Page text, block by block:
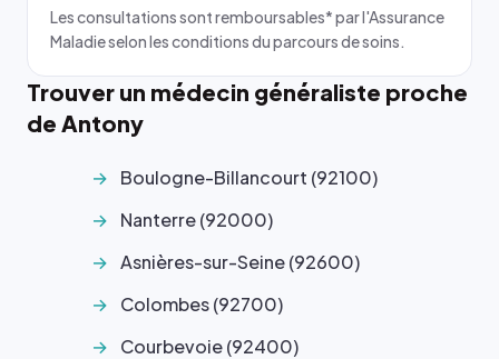
Les consultations sont remboursables* par l'Assurance
Maladie selon les conditions du parcours de soins.
Trouver un médecin généraliste proche
de Antony
Boulogne-Billancourt (92100)
Nanterre (92000)
Asnières-sur-Seine (92600)
Colombes (92700)
Courbevoie (92400)